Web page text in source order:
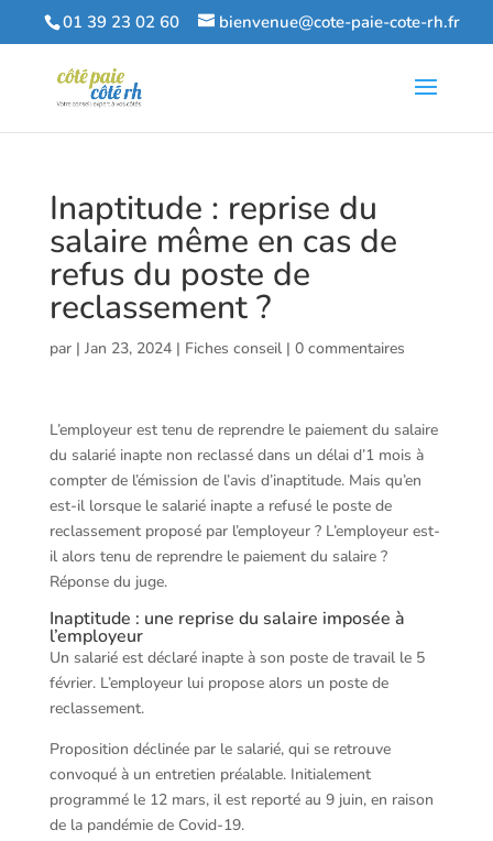
01 39 23 02 60 bienvenue@cote-paie-cote-rh.fr
Inaptitude : reprise du
salaire même en cas de
refus du poste de
reclassement ?
par | Jan 23, 2024| Fiches conseil| 0 commentaires
L’employeur est tenu de reprendre le paiement du salaire
du salarié inapte non reclassé dans un délai d’1 mois à
compter de l’émission de l’avis d’inaptitude. Mais qu’en
est-il lorsque le salarié inapte a refusé le poste de
reclassement proposé par l’employeur ? L’employeur est-
il alors tenu de reprendre le paiement du salaire ?
Réponse du juge.
Inaptitude : une reprise du salaire imposée à
l’employeur
Un salarié est déclaré inapte à son poste de travail le 5
février. L’employeur lui propose alors un poste de
reclassement.
Proposition déclinée par le salarié, qui se retrouve
convoqué à un entretien préalable. Initialement
programmé le 12 mars, il est reporté au 9 juin, en raison
de la pandémie de Covid-19.